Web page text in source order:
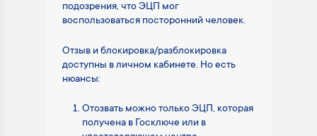
подозрения, что ЭЦП мог
воспользоваться посторонний человек.
Отзыв и блокировка/разблокировка
доступны в личном кабинете. Но есть
нюансы:
Отозвать можно только ЭЦП, которая
получена в Госключе или в